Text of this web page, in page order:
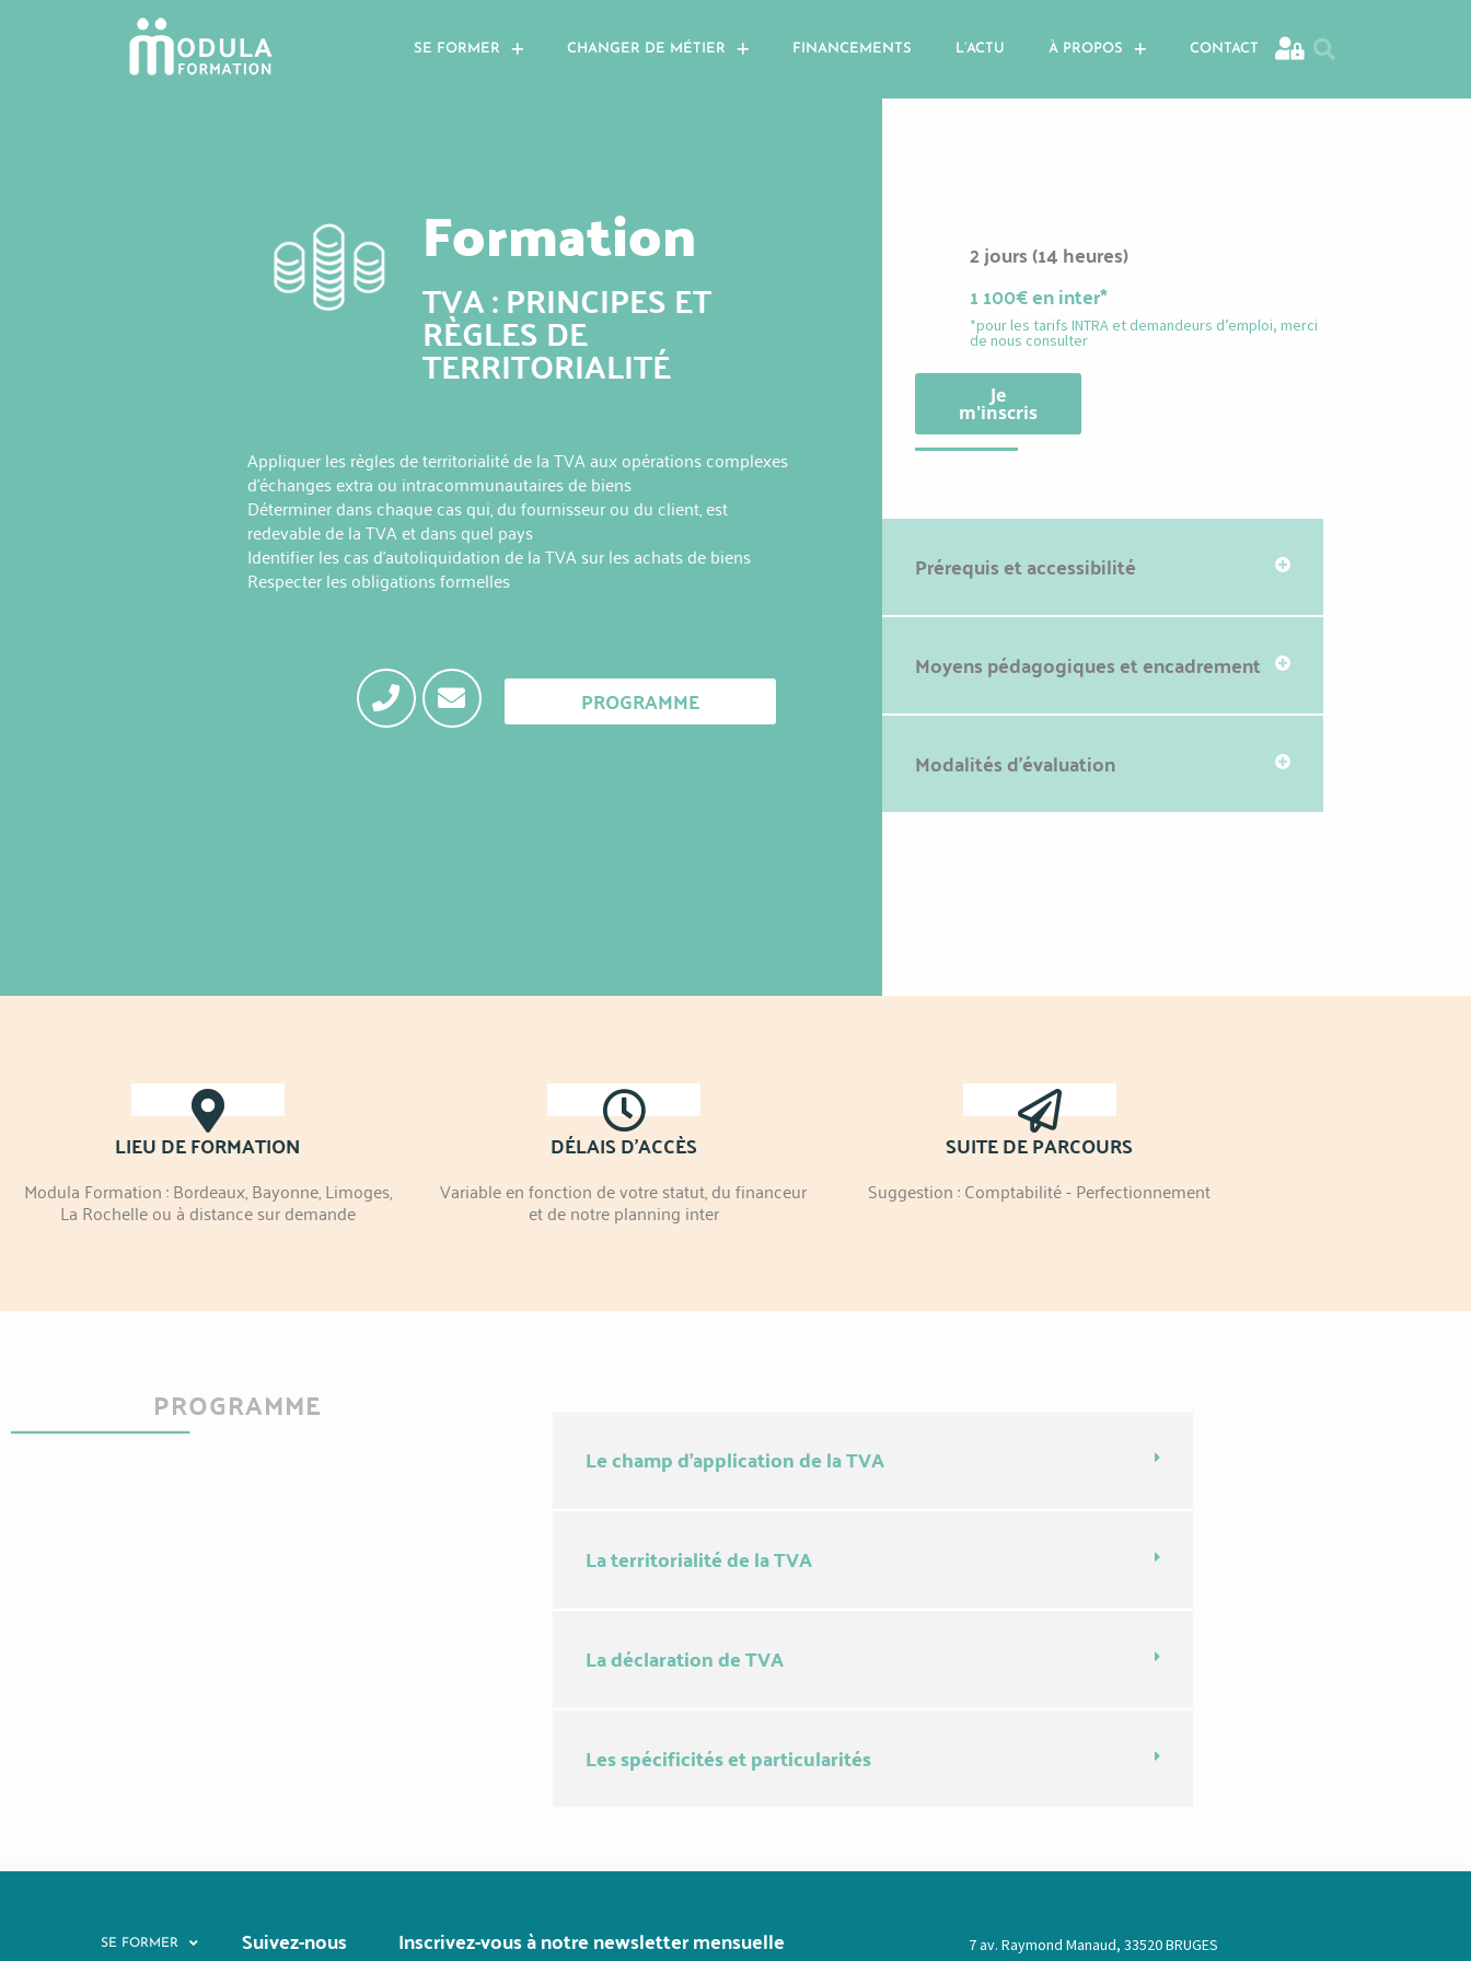
SE FORMER CHANGER DE MÉTIER FINANCEMENTS L’ACTU À PROPOS CONTACT
Formation
TVA : PRINCIPES ET
RÈGLES DE
TERRITORIALITÉ
Appliquer les règles de territorialité de la TVA aux opérations complexes
d'échanges extra ou intracommunautaires de biens
Déterminer dans chaque cas qui, du fournisseur ou du client, est
redevable de la TVA et dans quel pays
Identifier les cas d'autoliquidation de la TVA sur les achats de biens
Respecter les obligations formelles
PROGRAMME
2 jours (14 heures)
1 100€ en inter*
*pour les tarifs INTRA et demandeurs d’emploi, merci
de nous consulter
Je
m'inscris
Prérequis et accessibilité
Moyens pédagogiques et encadrement
Modalités d'évaluation
LIEU DE FORMATION
Modula Formation : Bordeaux, Bayonne, Limoges,
La Rochelle ou à distance sur demande
DÉLAIS D'ACCÈS
Variable en fonction de votre statut, du financeur
et de notre planning inter
SUITE DE PARCOURS
Suggestion : Comptabilité - Perfectionnement
PROGRAMME
Le champ d'application de la TVA
La territorialité de la TVA
La déclaration de TVA
Les spécificités et particularités
SE FORMER Suivez-nous Inscrivez-vous à notre newsletter mensuelle 7 av. Raymond Manaud, 33520 BRUGES